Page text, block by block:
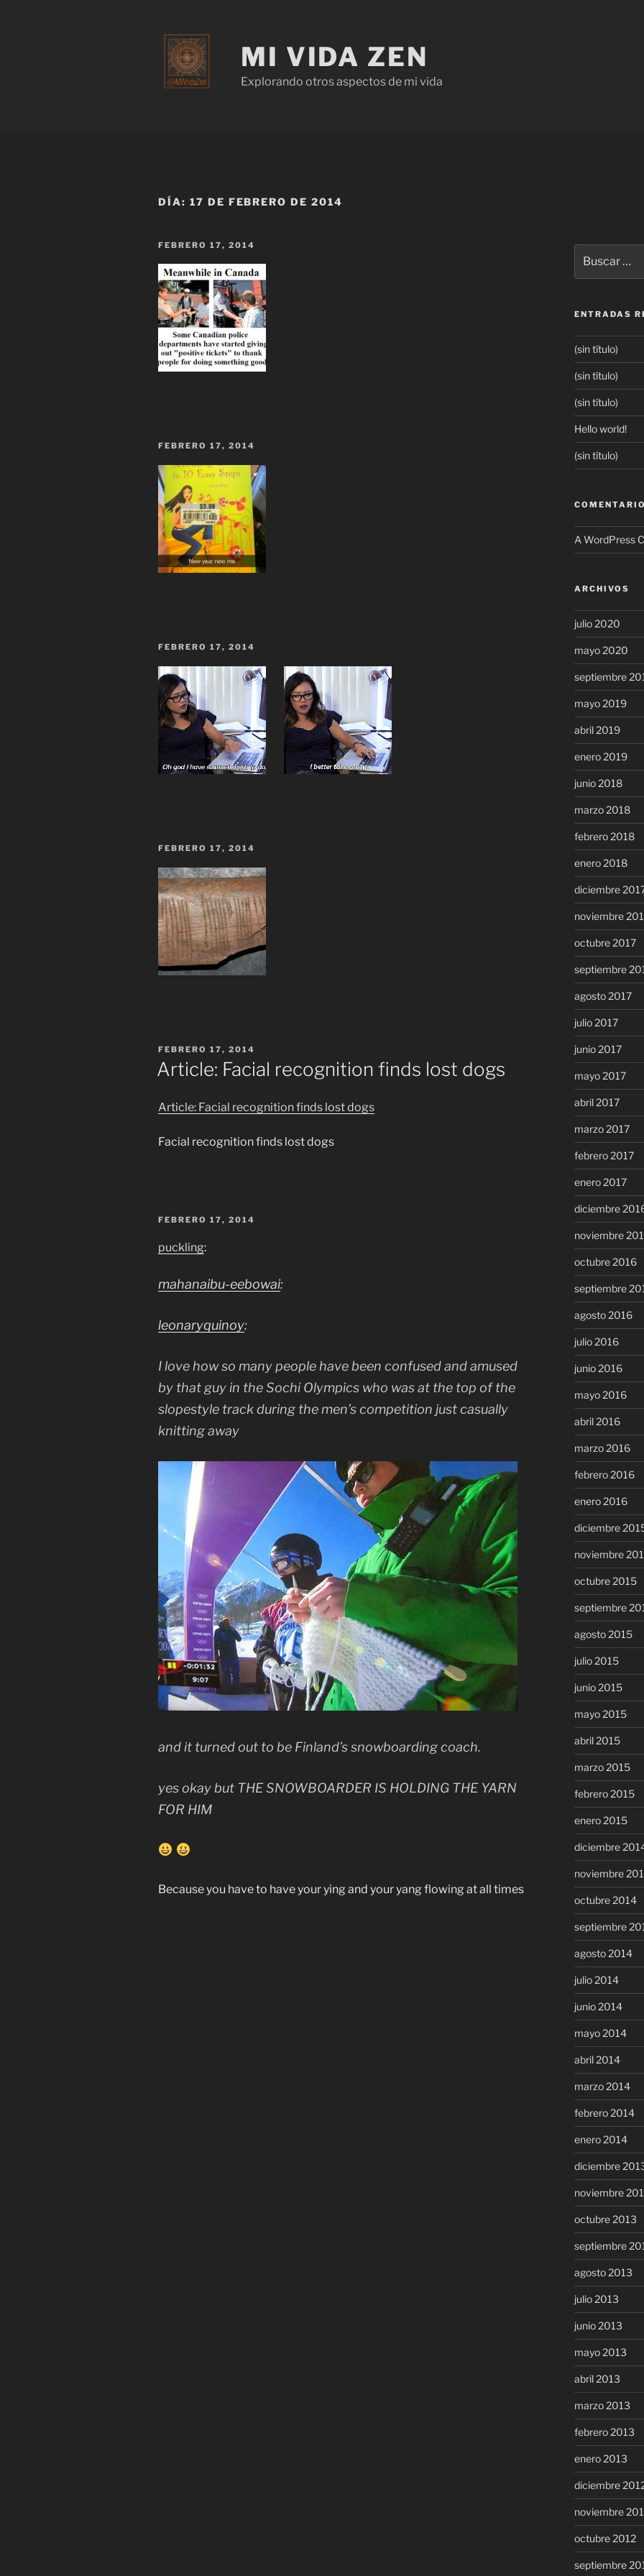
MI VIDA ZEN
Explorando otros aspectos de mi vida
DÍA: 17 DE FEBRERO DE 2014
FEBRERO 17, 2014
FEBRERO 17, 2014
FEBRERO 17, 2014
FEBRERO 17, 2014
FEBRERO 17, 2014
Article: Facial recognition finds lost dogs
Article: Facial recognition finds lost dogs
Facial recognition finds lost dogs
FEBRERO 17, 2014
puckling:
mahanaibu-eebowai:
leonaryquinoy:
I love how so many people have been confused and amused
by that guy in the Sochi Olympics who was at the top of the
slopestyle track during the men’s competition just casually
knitting away
and it turned out to be Finland’s snowboarding coach.
yes okay but THE SNOWBOARDER IS HOLDING THE YARN
FOR HIM
Because you have to have your ying and your yang flowing at all times
ENTRADAS
(sin título)
(sin título)
(sin título)
Hello world!
(sin título)
A WordPress
ARCHIVOS
julio 2020
mayo 2020
septiembre
mayo 2019
abril 2019
enero 2019
junio 2018
marzo 2018
febrero 2018
enero 2018
diciembre
noviembre
octubre 2017
septiembre
agosto 2017
julio 2017
junio 2017
mayo 2017
abril 2017
marzo 2017
febrero 2017
enero 2017
diciembre
noviembre
octubre 2016
septiembre
agosto 2016
julio 2016
junio 2016
mayo 2016
abril 2016
marzo 2016
febrero 2016
enero 2016
diciembre
noviembre
octubre 2015
septiembre
agosto 2015
julio 2015
junio 2015
mayo 2015
abril 2015
marzo 2015
febrero 2015
enero 2015
diciembre
noviembre
octubre 2014
septiembre
agosto 2014
julio 2014
junio 2014
mayo 2014
abril 2014
marzo 2014
febrero 2014
enero 2014
diciembre
noviembre
octubre 2013
septiembre
agosto 2013
julio 2013
junio 2013
mayo 2013
abril 2013
marzo 2013
febrero 2013
enero 2013
diciembre
noviembre
octubre 2012
septiembre